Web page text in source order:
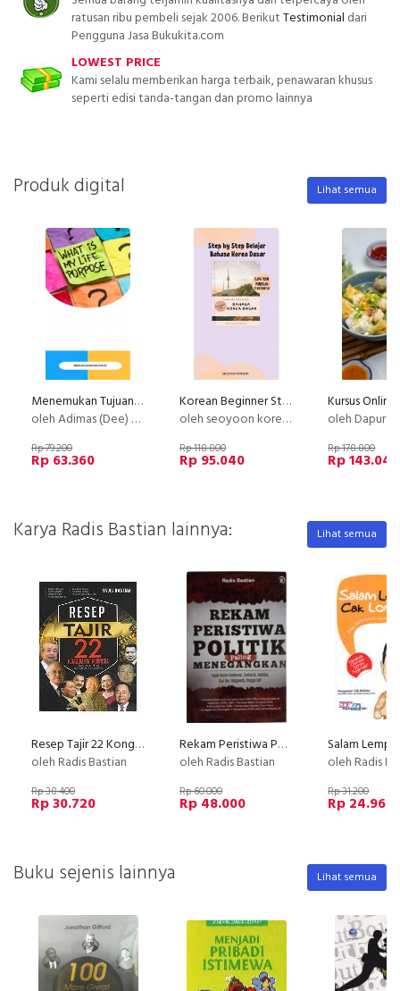
ratusan ribu pembeli sejak 2006. BerikutTestimonial dari
Pengguna Jasa Bukukita.com
LOWEST PRICE
Kami selalu memberikan harga terbaik, penawaran khusus
seperti edisi tanda-tangan dan promo lainnya
Produk digital Lihat semua
Menemukan Tujuan Hidup (Life Purpose)
oleh Adimas (Dee) Wirajayanagara (Lesmana)
Rp 79.200
Rp 63.360
Korean Beginner Step by step Belajar Bahasa Korea Dasar
oleh seoyoon korean
Rp 118.800
Rp 95.040
oleh Dapur
Rp 178.800
Rp 143.040
Karya Radis Bastian lainnya: Lihat semua
Resep Tajir 22 Konglomerat Indonesia
oleh Radis Bastian
Rp 38.400
Rp 30.720
Rekam Peristiwa Politik Paling Menegangkan
oleh Radis Bastian
Rp 60.000
Rp 48.000
oleh Radis
Rp 31.200
Rp 24.960
Buku sejenis lainnya Lihat semua